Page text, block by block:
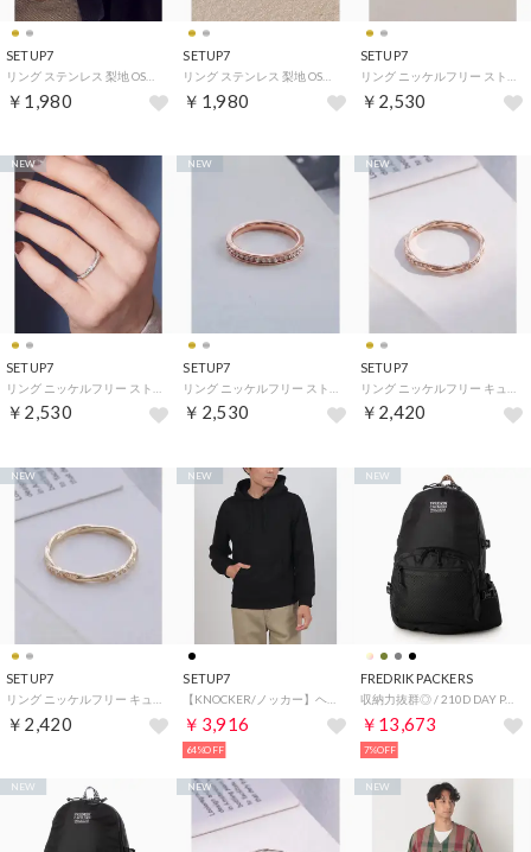
SETUP7
￥1,980
SETUP7
￥1,980
SETUP7
￥2,530
SETUP7
￥2,530
NEW
SETUP7
￥2,530
NEW
SETUP7
￥2,420
NEW
SETUP7
￥2,420
NEW
SETUP7
￥3,916
NEW
64%OFF
FREDRIK PACKERS
収納力抜群◎ / 210D DAY PACK TIPI リュック バックパック マザーズバッグ 軽量 （ブラック系6）
￥13,673
NEW
7%OFF
NEW NEW NEW